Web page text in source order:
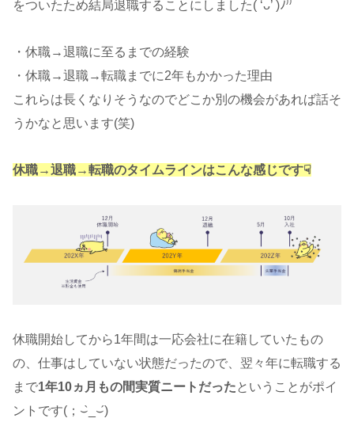
をついたため結局退職することにしました( ‘ᴗ’ )ﾉ⁾⁾
・休職→退職に至るまでの経験
・休職→退職→転職までに2年もかかった理由
これらは長くなりそうなのでどこか別の機会があれば話そ
うかなと思います(笑)
休職→退職→転職のタイムラインはこんな感じです☟
休職開始してから1年間は一応会社に在籍していたもの
の、仕事はしていない状態だったので、翌々年に転職する
まで1年10ヵ月もの間実質ニートだった ということがポイ
ントです(；⌣̀_⌣́)